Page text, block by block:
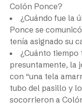
Colón Ponce?
¿Cuándo fue la
Ponce se
tenía asignado su
¿Cuánto tiempo
presuntamente, la
con “una tela
tubo del pasillo y
socorrieron a